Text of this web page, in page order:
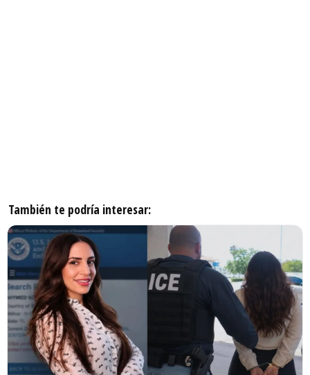
También te podría interesar: